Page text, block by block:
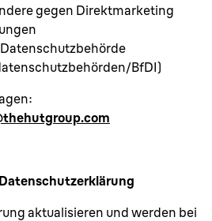
gegen Direktmarketing
BfDI)
aktualisieren und werden bei